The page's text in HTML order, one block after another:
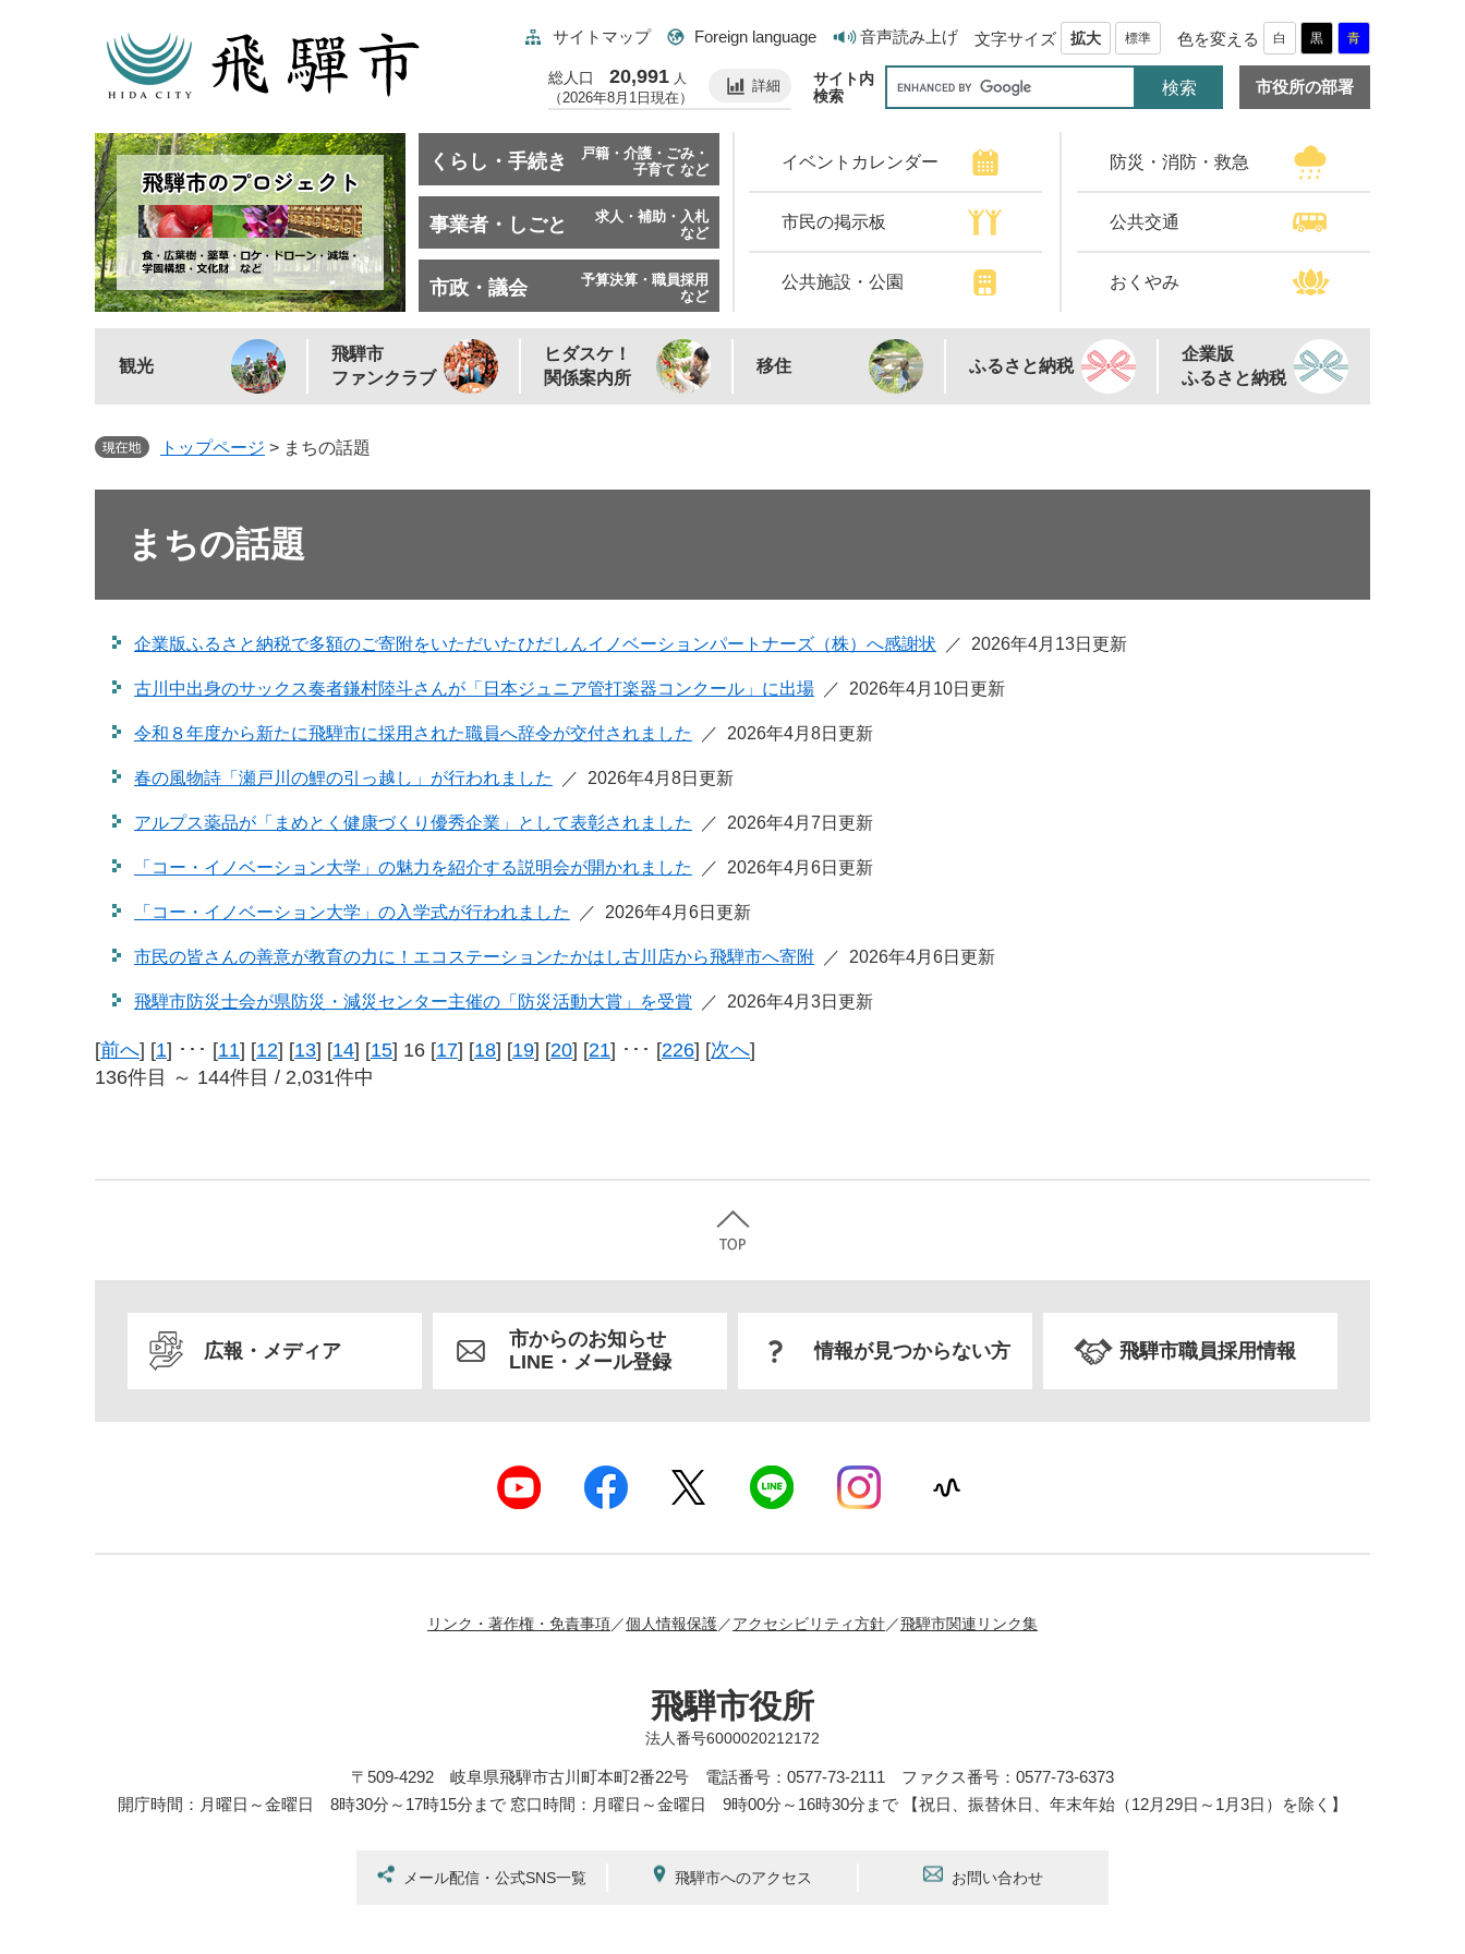
サイトマップ Foreign language 音声読み上げ 文字サイズ 拡大 標準 色を変える 白 黒 青
総人口 20,991 人
（2026年8月1日現在）
詳細
サイト内
検索
市役所の部署
くらし・手続き
戸籍・介護・ごみ・
子育て など
事業者・しごと
求人・補助・入札
など
市政・議会
予算決算・職員採用
など
イベントカレンダー 防災・消防・救急
市民の掲示板 公共交通
公共施設・公園 おくやみ
観光
飛騨市
ファンクラブ
ヒダスケ！
関係案内所
移住 ふるさと納税
企業版
ふるさと納税
トップページ > まちの話題
まちの話題
企業版ふるさと納税で多額のご寄附をいただいたひだしんイノベーションパートナーズ（株）へ感謝状 2026年4月13日更新
古川中出身のサックス奏者鎌村陸斗さんが「日本ジュニア管打楽器コンクール」に出場 2026年4月10日更新
令和８年度から新たに飛騨市に採用された職員へ辞令が交付されました 2026年4月8日更新
春の風物詩「瀬戸川の鯉の引っ越し」が行われました 2026年4月8日更新
アルプス薬品が「まめとく健康づくり優秀企業」として表彰されました 2026年4月7日更新
「コー・イノベーション大学」の魅力を紹介する説明会が開かれました 2026年4月6日更新
「コー・イノベーション大学」の入学式が行われました 2026年4月6日更新
市民の皆さんの善意が教育の力に！エコステーションたかはし古川店から飛騨市へ寄附 2026年4月6日更新
飛騨市防災士会が県防災・減災センター主催の「防災活動大賞」を受賞 2026年4月3日更新
[前へ] [1] ･･･ [11] [12] [13] [14] [15] 16 [17] [18] [19] [20] [21] ･･･ [226] [次へ]
136件目 ～ 144件目 / 2,031件中
広報・メディア
市からのお知らせ
LINE・メール登録
情報が見つからない方 飛騨市職員採用情報
リンク・著作権・免責事項 個人情報保護 アクセシビリティ方針 飛騨市関連リンク集
飛騨市役所
法人番号6000020212172
〒509-4292 岐阜県飛騨市古川町本町2番22号
電話番号：0577-73-2111 ファクス番号：0577-73-6373
開庁時間：月曜日～金曜日 8時30分～17時15分まで 窓口時間：月曜日～金曜日 9時00分～16時30分まで 【祝日、振替休日、年末年始（12月29日～1月3日）を除く】
メール配信・公式SNS一覧 飛騨市へのアクセス お問い合わせ